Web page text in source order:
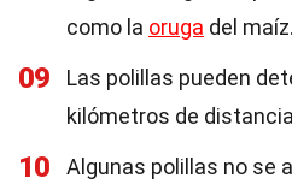
como la oruga del maíz.
09 Las polillas pueden
kilómetros de
10
Algunas polillas no se